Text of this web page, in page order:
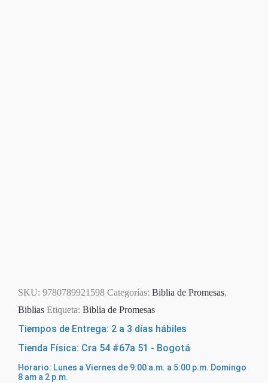
SKU: 9780789921598 Categorías: Biblia de Promesas,
Biblias Etiqueta: Biblia de Promesas
Tiempos de Entrega: 2 a 3 días hábiles
Tienda Física: Cra 54 #67a 51 - Bogotá
Horario: Lunes a Viernes de 9:00 a.m. a 5:00 p.m. Domingo
8 am a 2 p.m.